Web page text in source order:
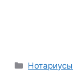
Рубрики
Нотариусы